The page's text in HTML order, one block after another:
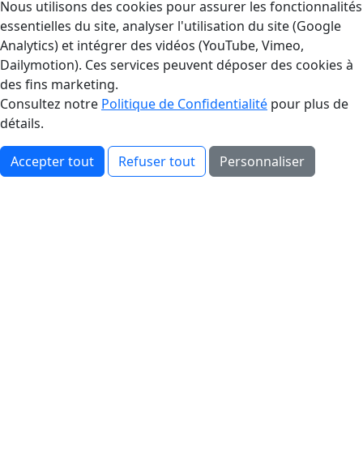
Gestion des Cookies
Nous utilisons des cookies pour assurer les fonctionnalités
essentielles du site, analyser l'utilisation du site (Google
Analytics) et intégrer des vidéos (YouTube, Vimeo,
Dailymotion). Ces services peuvent déposer des cookies à
des fins marketing.
Consultez notre Politique de Confidentialité pour plus de
détails.
Accepter tout Refuser tout Personnaliser